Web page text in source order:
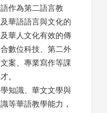
作為第二語言教
華語語言與文化的
華人文化有效的傳
數位科技、第二外
案、專業寫作等課
。
知識、華文文學與
等華語教學能力，